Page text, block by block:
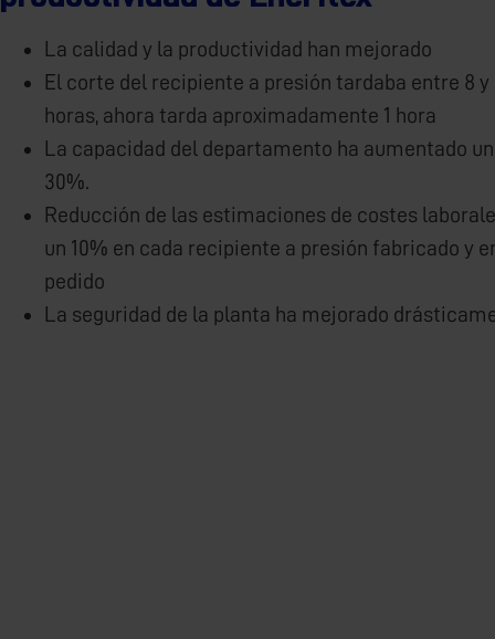
La calidad y la productividad han mejorado
El corte del recipiente a presión tardaba entre 8 y
horas, ahora tarda aproximadamente 1 hora
La capacidad del departamento ha aumentado un
30%.
Reducción de las estimaciones de costes
un 10% en cada recipiente a presión fabricado y
pedido
La seguridad de la planta ha mejorado